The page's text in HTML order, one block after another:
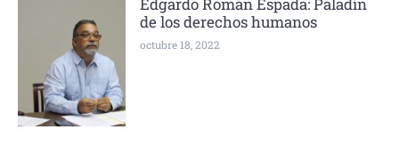
Edgardo Román Espada: Paladín
de los derechos humanos
octubre 18, 2022